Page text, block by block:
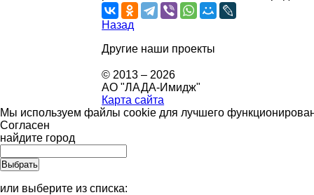
Назад
Другие наши проекты
© 2013 – 2026
АО "ЛАДА-Имидж"
Карта сайта
Мы используем файлы cookie для лучшего
Согласен
найдите город
или выберите из списка: